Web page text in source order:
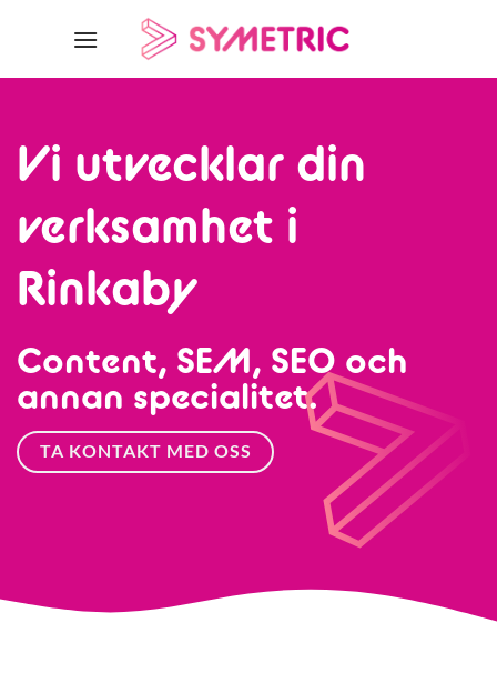
Vi utvecklar din
verksamhet i
Rinkaby
Content, SEM, SEO och
annan specialitet.
TA KONTAKT MED OSS